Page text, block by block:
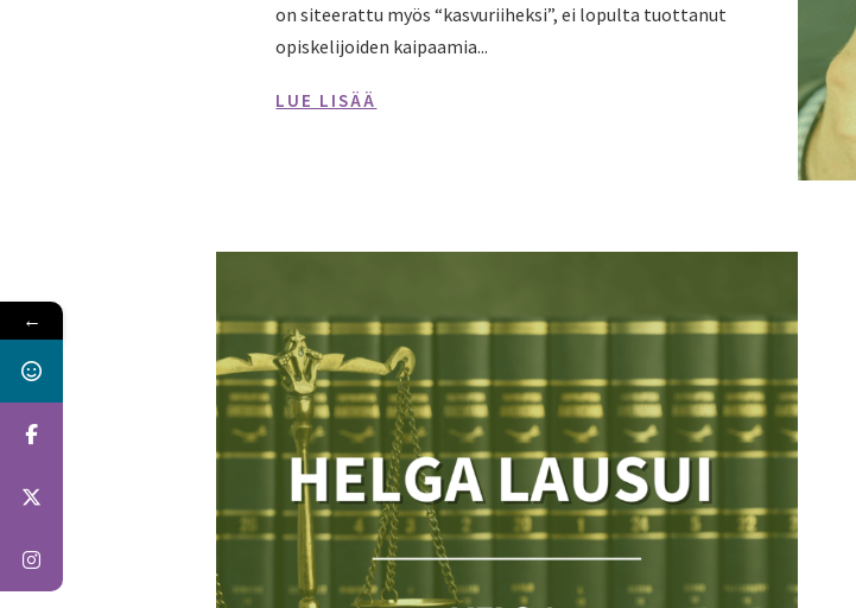
on siteerattu myös “kasvuriiheksi”, ei lopulta tuottanut
opiskelijoiden kaipaamia...
LUE LISÄÄ
←